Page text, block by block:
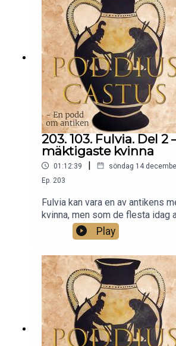
203. 103. Fulvia. Del 2
mäktigaste kvinna
01:12:39 | söndag 14
Ep. 203
Fulvia kan vara en av antikens
kvinna, men som de flesta idag
talas. Fulvia levde under en
Rom, och hamnade genom sin
dramat. En av hennes makar
annan dödades i krig och den
henne när hon var döende.
drogs hon in i efterspelet av
Caesar och de efterföljande
det mellan Octavianus (senare
Marcus Antonius, Fulvias sista
Fulvias liv fortsätter vi
Play